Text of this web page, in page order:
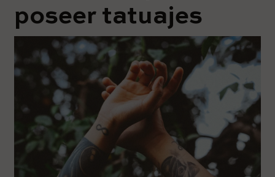
poseer tatuajes